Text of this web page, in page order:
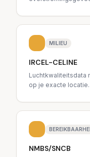
MILIEU
IRCEL-CELINE
Luchtkwaliteitsdata
op je exacte locatie.
NMBS/SNCB